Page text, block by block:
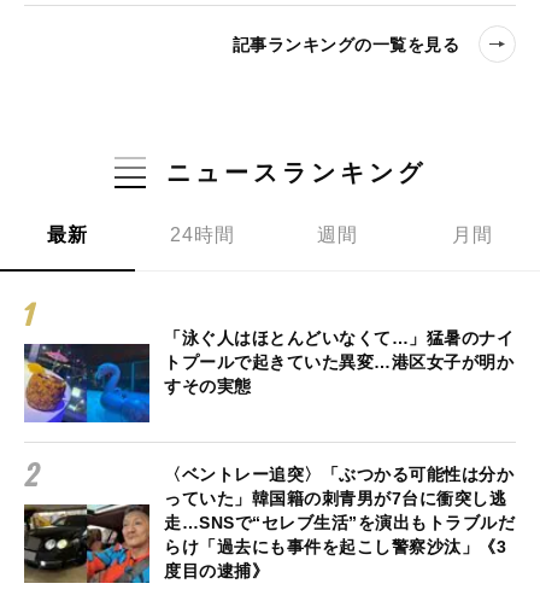
記事ランキングの一覧を見る
ニュースランキング
最新 24時間 週間 月間
「泳ぐ人はほとんどいなくて…」猛暑のナイ
トプールで起きていた異変…港区女子が明か
すその実態
〈ベントレー追突〉「ぶつかる可能性は分か
っていた」韓国籍の刺青男が7台に衝突し逃
走…SNSで“セレブ生活”を演出もトラブルだ
らけ「過去にも事件を起こし警察沙汰」《3
度目の逮捕》